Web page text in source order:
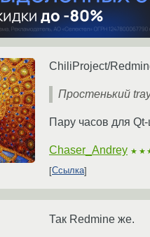
ChiliProject/
Простенький
Пару часов для
Chaser_Andrey
Ссылка
Так Redmine же.